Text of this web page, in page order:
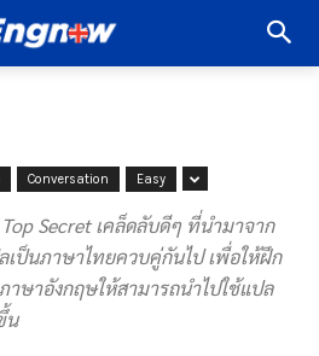
Conversation Easy
Secret เคล็ดลับดีๆ ที่นำมาจาก
ป็นภาษาไทยควบคู่กันไป เพื่อให้ฝึก
าษาอังกฤษให้สามารถนำไปใช้แปล
น